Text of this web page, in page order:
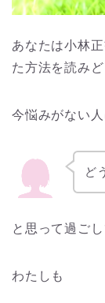
あなたは小林
た方法を読み
今悩みがない
ど
と思って過ご
わたしも